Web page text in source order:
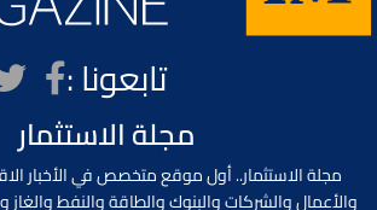
تابعونا :
مجلة الاستثمار
مجلة الاستثمار.. أول موقع متخصص في الأخبار
والأعمال والشركات والبنوك والطاقة والنفط والغاز